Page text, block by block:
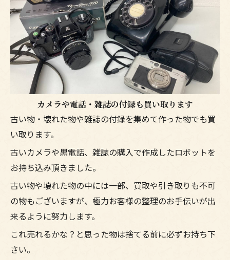
カメラや電話・雑誌の付録も買い取ります
古い物・壊れた物や雑誌の付録を集めて作った物でも買
い取ります。
古いカメラや黒電話、雑誌の購入で作成したロボットを
お持ち込み頂きました。
古い物や壊れた物の中には一部、買取や引き取りも不可
の物もございますが、極力お客様の整理のお手伝いが出
来るように努力します。
これ売れるかな？と思った物は捨てる前に必ずお持ち下
さい。